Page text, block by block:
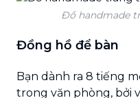
Đồ handmade
Đồng hồ để bàn
Bạn dành ra 8 tiếng
trong văn phòng, bởi